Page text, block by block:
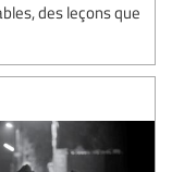
des leçons que